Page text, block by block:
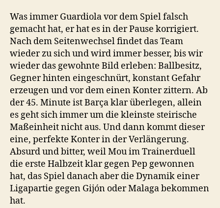
Was immer Guardiola vor dem Spiel falsch
gemacht hat, er hat es in der Pause korrigiert.
Nach dem Seitenwechsel findet das Team
wieder zu sich und wird immer besser, bis wir
wieder das gewohnte Bild erleben: Ballbesitz,
Gegner hinten eingeschnürt, konstant Gefahr
erzeugen und vor dem einen Konter zittern. Ab
der 45. Minute ist Barça klar überlegen, allein
es geht sich immer um die kleinste steirische
Maßeinheit nicht aus. Und dann kommt dieser
eine, perfekte Konter in der Verlängerung.
Absurd und bitter, weil Mou im Trainerduell
die erste Halbzeit klar gegen Pep gewonnen
hat, das Spiel danach aber die Dynamik einer
Ligapartie gegen Gijón oder Malaga bekommen
hat.